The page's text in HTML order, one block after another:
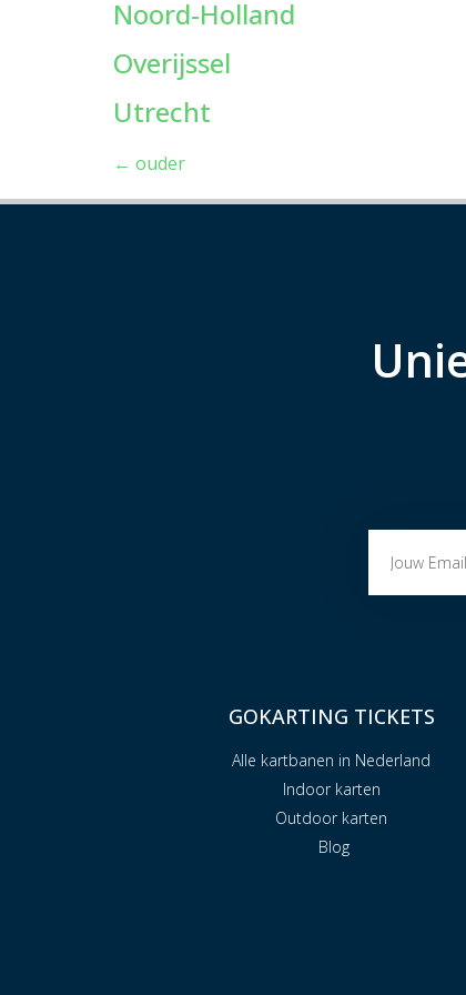
Noord-Holland
Overijssel
Utrecht
← ouder
GOKARTING TICKETS
Alle kartbanen in Nederland
Indoor karten
Outdoor karten
Blog